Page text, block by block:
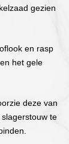
gezien
en rasp
het gele
deze van
te